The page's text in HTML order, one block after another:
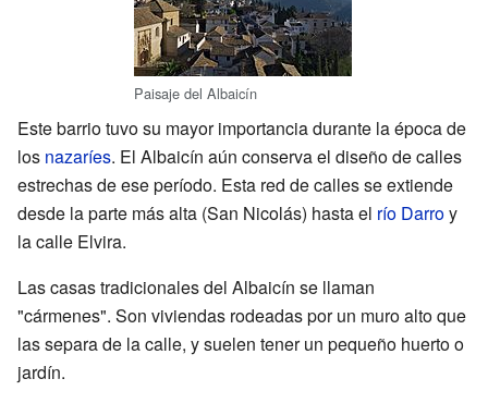
Paisaje del Albaicín
Este barrio tuvo su mayor importancia durante la época de
los nazaríes. El Albaicín aún conserva el diseño de calles
estrechas de ese período. Esta red de calles se extiende
desde la parte más alta (San Nicolás) hasta el río Darroy
la calle Elvira.
Las casas tradicionales del Albaicín se llaman
"cármenes". Son viviendas rodeadas por un muro alto que
las separa de la calle, y suelen tener un pequeño huerto o
jardín.